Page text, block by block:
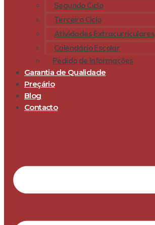
Segundo Ciclo
Terceiro Ciclo
Atividades Extracurriculares
Calendário Escolar
Pedido de Informações
Garantia de Qualidade
Preçário
Blog
Contacto